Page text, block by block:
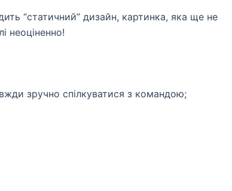
“статичний” дизайн, картинка, яка ще не
неоціненно!
зручно спілкуватися з командою;